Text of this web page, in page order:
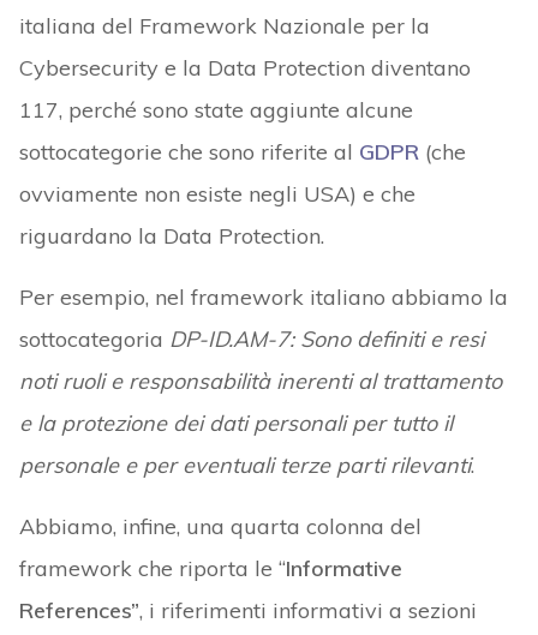
italiana del Framework Nazionale per la
Cybersecurity e la Data Protection diventano
117, perché sono state aggiunte alcune
sottocategorie che sono riferite al GDPR(che
ovviamente non esiste negli USA) e che
riguardano la Data Protection.
Per esempio, nel framework italiano abbiamo la
sottocategoria DP-ID.AM-7: Sono definiti e resi
noti ruoli e responsabilità inerenti al trattamento
e la protezione dei dati personali per tutto il
personale e per eventuali terze parti rilevanti.
Abbiamo, infine, una quarta colonna del
framework che riporta le “Informative
References”, i riferimenti informativi a sezioni